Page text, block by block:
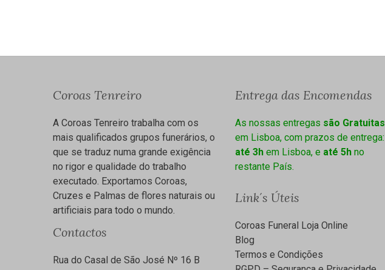
Coroas Tenreiro
A Coroas Tenreiro trabalha com os
mais qualificados grupos funerários, o
que se traduz numa grande exigência
no rigor e qualidade do trabalho
executado. Exportamos Coroas,
Cruzes e Palmas de flores naturais ou
artificiais para todo o mundo.
Contactos
Rua do Casal de São José Nº 16 B
Entrega das Encomendas
As nossas entregas são Gratuitas
em Lisboa, com prazos de entrega:
até 3h em Lisboa, e até 5h no
restante País.
Link´s Úteis
Coroas Funeral Loja Online
Blog
Termos e Condições